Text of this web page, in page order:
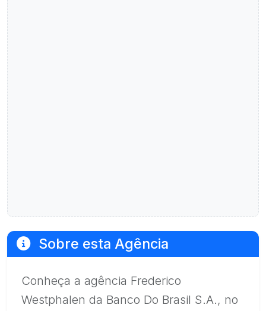
Sobre esta Agência
Conheça a agência Frederico
Westphalen da Banco Do Brasil S.A., no